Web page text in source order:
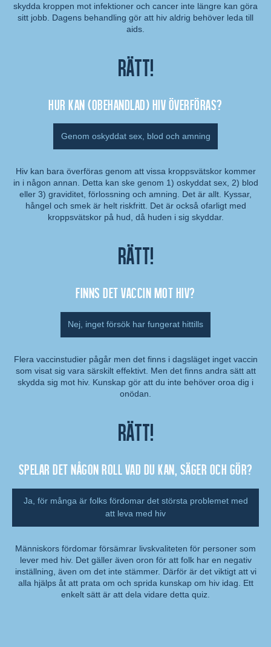
skydda kroppen mot infektioner och cancer inte längre kan göra
sitt jobb. Dagens behandling gör att hiv aldrig behöver leda till
aids.
Rätt!
Hur kan (obehandlad) hiv överföras?
Genom oskyddat sex, blod och amning
Kommentar:
Hiv kan bara överföras genom att vissa kroppsvätskor kommer
in i någon annan. Detta kan ske genom 1) oskyddat sex, 2) blod
eller 3) graviditet, förlossning och amning. Det är allt. Kyssar,
hångel och smek är helt riskfritt. Det är också ofarligt med
kroppsvätskor på hud, då huden i sig skyddar.
Rätt!
Finns det vaccin mot hiv?
Nej, inget försök har fungerat hittills
Kommentar:
Flera vaccinstudier pågår men det finns i dagsläget inget vaccin
som visat sig vara särskilt effektivt. Men det finns andra sätt att
skydda sig mot hiv. Kunskap gör att du inte behöver oroa dig i
onödan.
Rätt!
Spelar det någon roll vad du kan, säger och gör?
Ja, för många är folks fördomar det största problemet med
att leva med hiv
Kommentar:
Människors fördomar försämrar livskvaliteten för personer som
lever med hiv. Det gäller även oron för att folk har en negativ
inställning, även om det inte stämmer. Därför är det viktigt att vi
alla hjälps åt att prata om och sprida kunskap om hiv idag. Ett
enkelt sätt är att dela vidare detta quiz.